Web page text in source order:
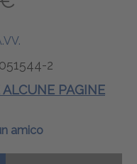
2
PAGINE
amico